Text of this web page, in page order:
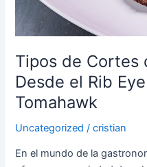
Tipos de Cortes
Desde el Rib
Tomahawk
Uncategorized /cristian
En el mundo de la
Rib
hasta
el
Tomahawk